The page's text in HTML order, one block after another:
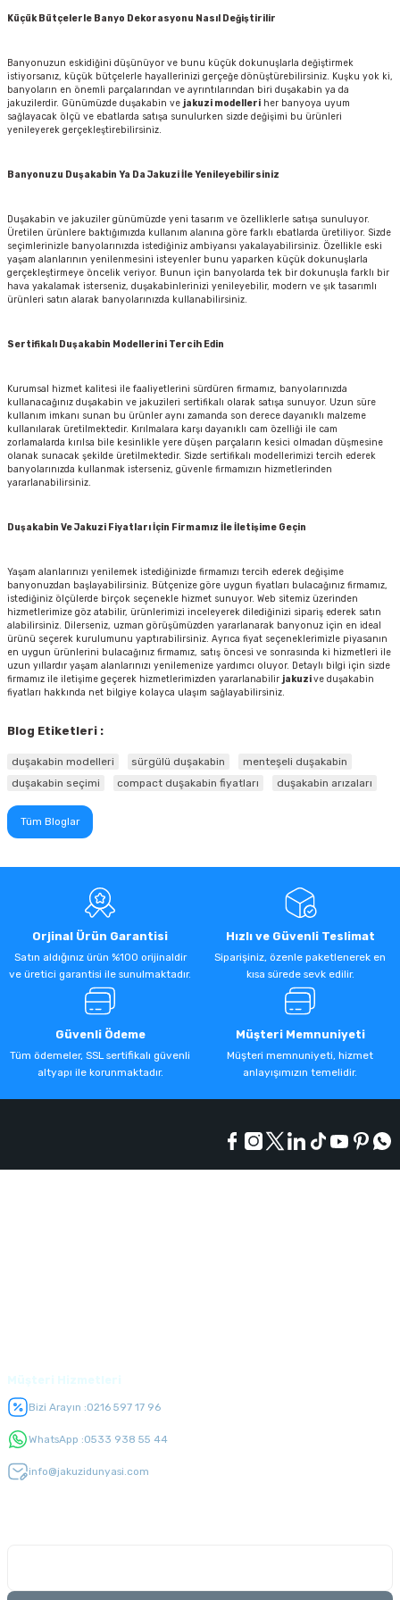
Küçük Bütçelerle Banyo Dekorasyonu Nasıl Değiştirilir
Banyonuzun eskidiğini düşünüyor ve bunu küçük dokunuşlarla değiştirmek
istiyorsanız, küçük bütçelerle hayallerinizi gerçeğe dönüştürebilirsiniz. Kuşku yok ki,
banyoların en önemli parçalarından ve ayrıntılarından biri duşakabin ya da
jakuzilerdir. Günümüzde duşakabin ve jakuzi modelleri her banyoya uyum
sağlayacak ölçü ve ebatlarda satışa sunulurken sizde değişimi bu ürünleri
yenileyerek gerçekleştirebilirsiniz.
Banyonuzu Duşakabin Ya Da Jakuzi İle Yenileyebilirsiniz
Duşakabin ve jakuziler günümüzde yeni tasarım ve özelliklerle satışa sunuluyor.
Üretilen ürünlere baktığımızda kullanım alanına göre farklı ebatlarda üretiliyor. Sizde
seçimlerinizle banyolarınızda istediğiniz ambiyansı yakalayabilirsiniz. Özellikle eski
yaşam alanlarının yenilenmesini isteyenler bunu yaparken küçük dokunuşlarla
gerçekleştirmeye öncelik veriyor. Bunun için banyolarda tek bir dokunuşla farklı bir
hava yakalamak isterseniz, duşakabinlerinizi yenileyebilir, modern ve şık tasarımlı
ürünleri satın alarak banyolarınızda kullanabilirsiniz.
Sertifikalı Duşakabin Modellerini Tercih Edin
Kurumsal hizmet kalitesi ile faaliyetlerini sürdüren firmamız, banyolarınızda
kullanacağınız duşakabin ve jakuzileri sertifikalı olarak satışa sunuyor. Uzun süre
kullanım imkanı sunan bu ürünler aynı zamanda son derece dayanıklı malzeme
kullanılarak üretilmektedir. Kırılmalara karşı dayanıklı cam özelliği ile cam
zorlamalarda kırılsa bile kesinlikle yere düşen parçaların kesici olmadan düşmesine
olanak sunacak şekilde üretilmektedir. Sizde sertifikalı modellerimizi tercih ederek
banyolarınızda kullanmak isterseniz, güvenle firmamızın hizmetlerinden
yararlanabilirsiniz.
Duşakabin Ve Jakuzi Fiyatları İçin Firmamız İle İletişime Geçin
Yaşam alanlarınızı yenilemek istediğinizde firmamızı tercih ederek değişime
banyonuzdan başlayabilirsiniz. Bütçenize göre uygun fiyatları bulacağınız firmamız,
istediğiniz ölçülerde birçok seçenekle hizmet sunuyor. Web sitemiz üzerinden
hizmetlerimize göz atabilir, ürünlerimizi inceleyerek dilediğinizi sipariş ederek satın
alabilirsiniz. Dilerseniz, uzman görüşümüzden yararlanarak banyonuz için en ideal
ürünü seçerek kurulumunu yaptırabilirsiniz. Ayrıca fiyat seçeneklerimizle piyasanın
en uygun ürünlerini bulacağınız firmamız, satış öncesi ve sonrasında ki hizmetleri ile
uzun yıllardır yaşam alanlarınızı yenilemenize yardımcı oluyor. Detaylı bilgi için sizde
firmamız ile iletişime geçerek hizmetlerimizden yararlanabilir jakuzive duşakabin
fiyatları hakkında net bilgiye kolayca ulaşım sağlayabilirsiniz.
Blog Etiketleri :
duşakabin modelleri sürgülü duşakabin
menteşeli duşakabin
duşakabin seçimi
compact duşakabin fiyatları duşakabin arızaları
Tüm Bloglar
Orjinal Ürün Garantisi
Satın aldığınız ürün %100 orijinaldir
ve üretici garantisi ile sunulmaktadır.
Hızlı ve Güvenli Teslimat
Siparişiniz, özenle paketlenerek en
kısa sürede sevk edilir.
Güvenli Ödeme
Tüm ödemeler, SSL sertifikalı güvenli
altyapı ile korunmaktadır.
Müşteri Memnuniyeti
Müşteri memnuniyeti, hizmet
anlayışımızın temelidir.
Bizi Arayın :0216 597 17 96
WhatsApp :0533 938 55 44
info@jakuzidunyasi.com